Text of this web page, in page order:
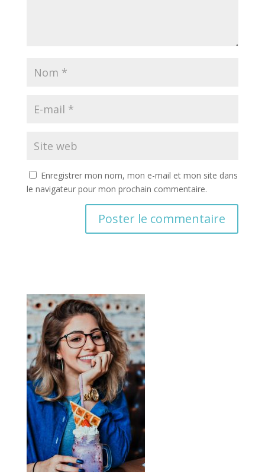
Enregistrer mon nom, mon e-mail et mon site dans
le navigateur pour mon prochain commentaire.